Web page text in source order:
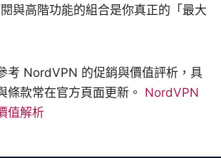
與高階功能的組合是你真正的「最大
考 NordVPN 的促銷與價值評析，具
條款常在官方頁面更新。 NordVPN
值解析